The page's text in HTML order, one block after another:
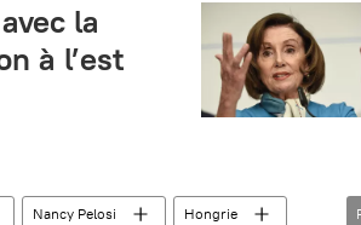
la
à l’est
Nancy Pelosi
Hongrie